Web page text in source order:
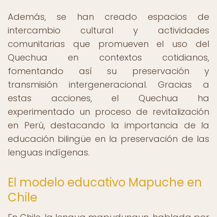
Además, se han creado espacios de
intercambio cultural y actividades
comunitarias que promueven el uso del
Quechua en contextos cotidianos,
fomentando así su preservación y
transmisión intergeneracional. Gracias a
estas acciones, el Quechua ha
experimentado un proceso de revitalización
en Perú, destacando la importancia de la
educación bilingüe en la preservación de las
lenguas indígenas.
El modelo educativo Mapuche en
Chile